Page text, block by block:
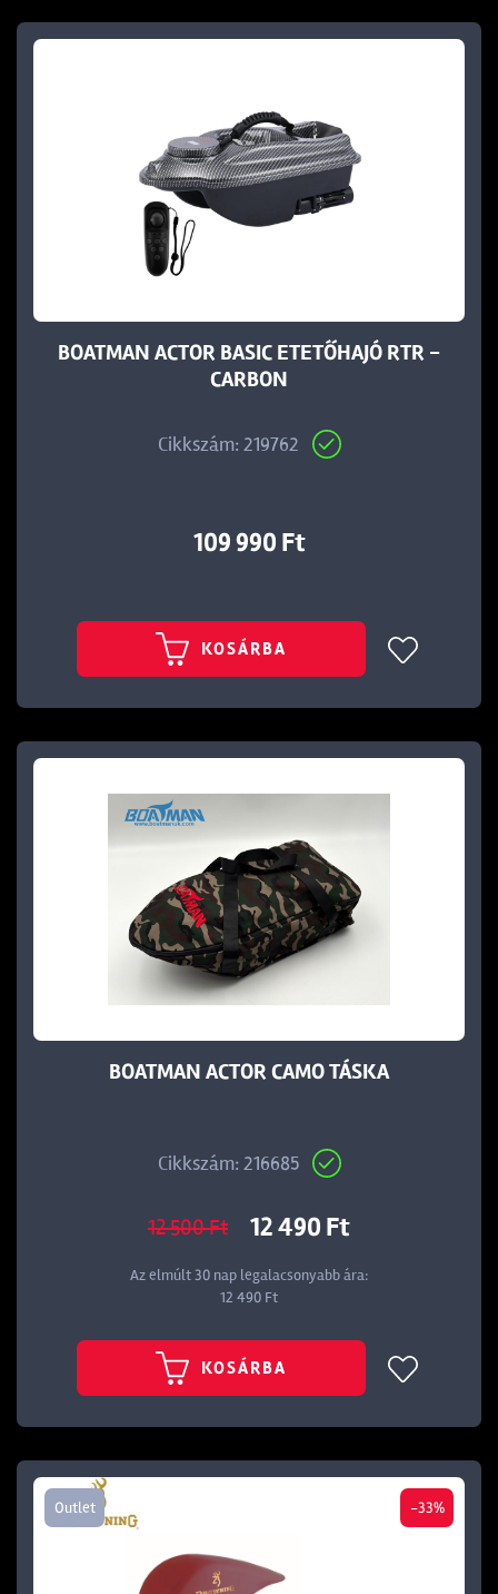
BOATMAN ACTOR BASIC ETETŐHAJÓ RTR -
CARBON
Cikkszám: 219762
109 990 Ft
KOSÁRBA
BOATMAN ACTOR CAMO TÁSKA
Cikkszám: 216685
12 500 Ft 12 490 Ft
Az elmúlt 30 nap legalacsonyabb ára:
12 490 Ft
KOSÁRBA
Outlet -33%